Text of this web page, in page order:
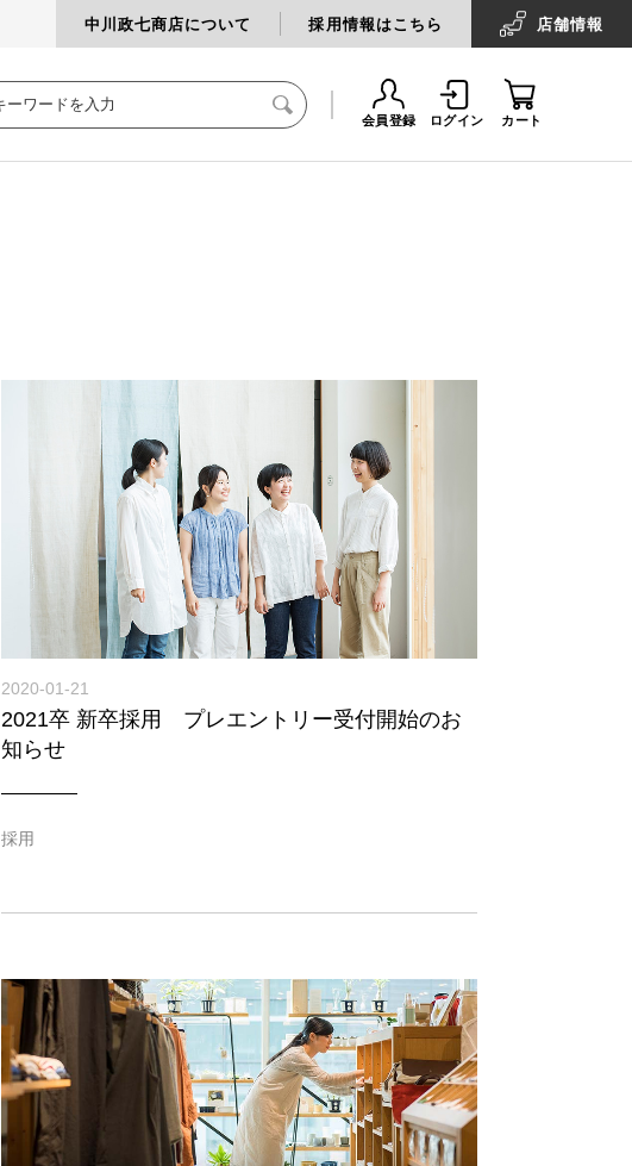
中川政七商店について 採用情報はこちら 店舗情報
会員登録 ログイン カート
2020-01-21
2021卒 新卒採用 プレエントリー受付開始のお
知らせ
採用